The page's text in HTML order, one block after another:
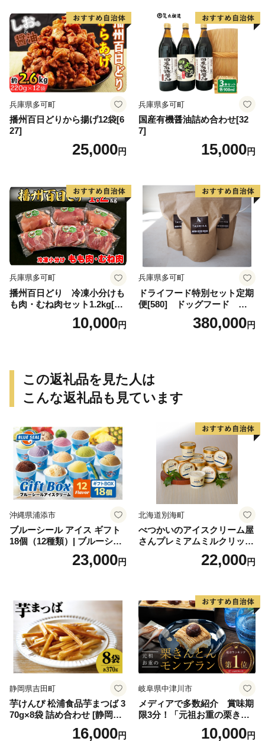
兵庫県多可町
播州百日どりから揚げ12袋[6
27]
25,000円
兵庫県多可町
国産有機醤油詰め合わせ[32
7]
15,000円
兵庫県多可町
播州百日どり 冷凍小分けも
も肉・むね肉セット1.2kg[66
10,000円
兵庫県多可町
ドライフード特別セット定期
便[580] ドッグフード 無
380,000円
この返礼品を見た人は
こんな返礼品も見ています
沖縄県浦添市
ブルーシール アイス ギフト
18個（12種類）| ブルーシー
ルアイス ブルーシールアイ
スクリーム 着日指定可能 送
誕生日 カップ 詰め合わせ バ
ラエティ | バニラ チョコレー
ト ストロベリー ピスタチオ
バニラ＆クッキー ウベ 沖縄
紅イモ 塩ちんすこう 沖縄シ
ークヮーサー 沖縄黒糖 琉球
ロイヤルミルクティ 沖縄パ
イン
23,000円
北海道別海町
べつかいのアイスクリーム屋
さんプレミアムミルクリッチ
12個（AP-01）（ 北海道アイ
ス 北海道産アイス アイス ア
道産アイス 道産アイスクリ
ーム ギフト 詰合せ 詰め合わ
せ ふるさと納税 ）
22,000円
静岡県吉田町
芋けんぴ 松浦食品芋まつば 3
70g×8袋 詰め合わせ [静岡伊
勢丹(松浦食品) 静岡県 吉田町
22424274] 芋ケンピ セット
16,000円
岐阜県中津川市
メディアで多数紹介 賞味期
限3分！「元祖お重の栗きん
とんモンブラン」 【未来の
ご褒美】スイーツ 栗 モンブ
10,000円